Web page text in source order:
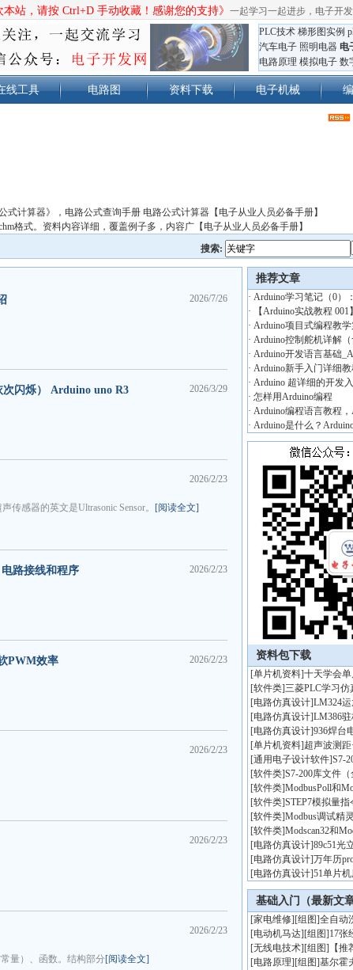
本站，请按 Ctrl+D 手动收藏！感谢您的支持》 一起学习一起进步，电子开发
PLC技术 梯形图实例
汽车电子 照明电器 电
电路原理 模拟电子 数
线工具 电路图 资料下载 电子机械
计算器》，电路公式查询手册 电路公式计算器【电子从业人员必备手册】
格式。资料内容详细，覆盖例子多，内容广【电子从业人员必备手册】
搜索:
2026/7/26
2026/3/29
闪烁） Arduino uno R3
2026/2/23
传感器的英文是Ultrasonic Sensor。 [阅读全文]
2026/2/23
路接线和程序
2026/2/23
PWM效率
2026/2/23
2026/2/23
2026/2/23
量）、函数。结构部分[阅读全文]
推荐文章
· Arduino学习笔记（0）
·
【Arduino实战教程
· Arduino项目式编程教
· Arduino控制舵机详解
· Arduino开发语言基础
· Arduino新手入门详细
· Arduino 超详细的开发
· 怎样用Arduino编程
· Arduino编程语言教程
· Arduino是什么？
资料包下载
[单片机资料]十天学会单
[软件类]三菱PLC学习
[电路仿真设计]LM324
[电路仿真设计]LM386
[电路仿真设计]936焊台
[单片机资料]超声波测
[通用电子设计软件]S7-
[软件类]S7-200库文件（
[软件类]ModbusPoll和
[软件类]STEP7模拟量指
[软件类]Modbus调试精
[软件类]Modscan32和
[电路仿真设计]89c51光
[电路仿真设计]万年历
[电路仿真设计]51单片机
基础入门（最新文章
[家电维修][组图]全自动
[电动机马达][组图]17张
[无线电技术][组图] 【
[电路原理][组图]基尔霍